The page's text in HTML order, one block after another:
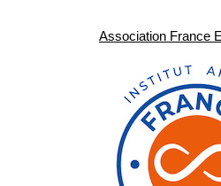
Association France